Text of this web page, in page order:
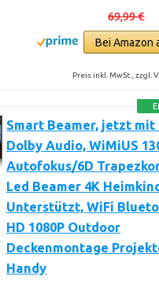
69,99 €
Bei Amazon
Preis inkl. MwSt., zzgl.
Smart Beamer, jetzt
Dolby Audio, WiMiUS
Autofokus/6D
Led Beamer 4K
Unterstützt, WiFi
HD 1080P Outdoor
Deckenmontage
Handy